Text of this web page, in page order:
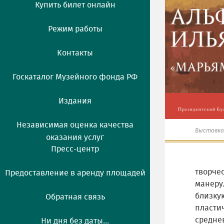
Купить билет онлайн
Режим работы
Контакты
Госкаталог Музейного фонда РФ
Издания
Независимая оценка качества
оказания услуг
Пресс-центр
Предоставление в аренду площадей
Обратная связь
Ни дня без даты...